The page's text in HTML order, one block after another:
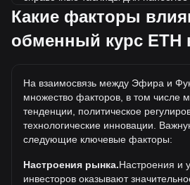
конвертаций. Например, 5 GBP
ETH, а 5 ETH будут стоить около
Какова самая высокая цена
составляет £3,671.71. Еще
стоимость 1 ETH в GBP текущий
Какова динамика цен Эфира в
За последние 7 дней обменный
на 3.00%. За последний месяц
Какие факторы
обменный курс ETH
На взаимосвязь между Эфира и
множество факторов, в том числе
тенденции, политическое
технологические инновации.
следующие ключевые факторы:
Настроения рынка.Настроения и
инвесторов оказывают